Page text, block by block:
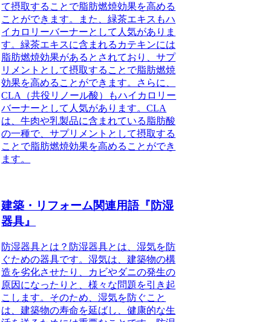
て摂取することで脂肪燃焼効果を高める
ことができます。また、緑茶エキスもハ
イカロリーバーナーとして人気がありま
す。緑茶エキスに含まれるカテキンには
脂肪燃焼効果があるとされており、サプ
リメントとして摂取することで脂肪燃焼
効果を高めることができます。さらに、
CLA（共役リノール酸）もハイカロリー
バーナーとして人気があります。CLA
は、牛肉や乳製品に含まれている脂肪酸
の一種で、サプリメントとして摂取する
ことで脂肪燃焼効果を高めることができ
ます。
建築・リフォーム関連用語『防湿
器具』
防湿器具とは？防湿器具とは、湿気を防
ぐための器具です。湿気は、建築物の構
造を劣化させたり、カビやダニの発生の
原因になったりと、様々な問題を引き起
こします。そのため、湿気を防ぐこと
は、建築物の寿命を延ばし、健康的な生